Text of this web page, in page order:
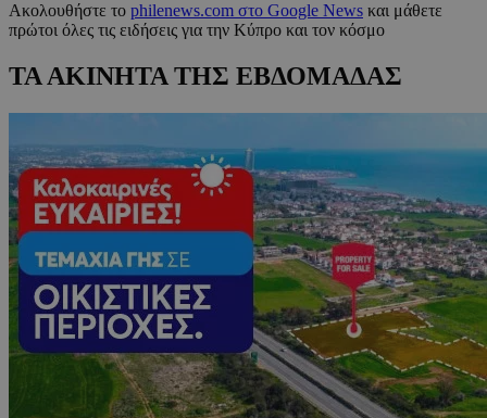
Ακολουθήστε το philenews.com στο Google News και μάθετε
πρώτοι όλες τις ειδήσεις για την Κύπρο και τον κόσμο
ΤΑ ΑΚΙΝΗΤΑ ΤΗΣ ΕΒΔΟΜΑΔΑΣ